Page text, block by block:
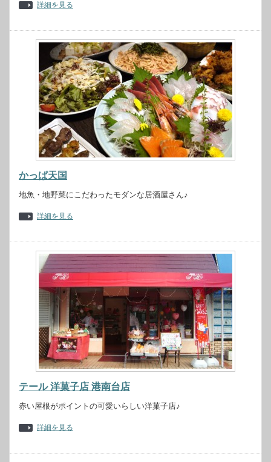
詳細を見る
かっぱ天国
地魚・地野菜にこだわったモダンな居酒屋さん♪
詳細を見る
テール 洋菓子店 港南台店
赤い屋根がポイントの可愛いらしい洋菓子店♪
詳細を見る